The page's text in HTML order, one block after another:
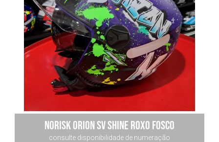
Norisk Orion Sv Shine Roxo Fosco
consulte disponibilidade de numeração